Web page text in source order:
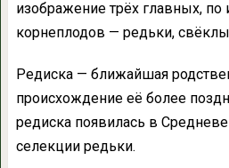
изображение трёх главных, по
корнеплодов — редьки,
Редиска — ближайшая
происхождение её более
редиска появилась в
селекции редьки.